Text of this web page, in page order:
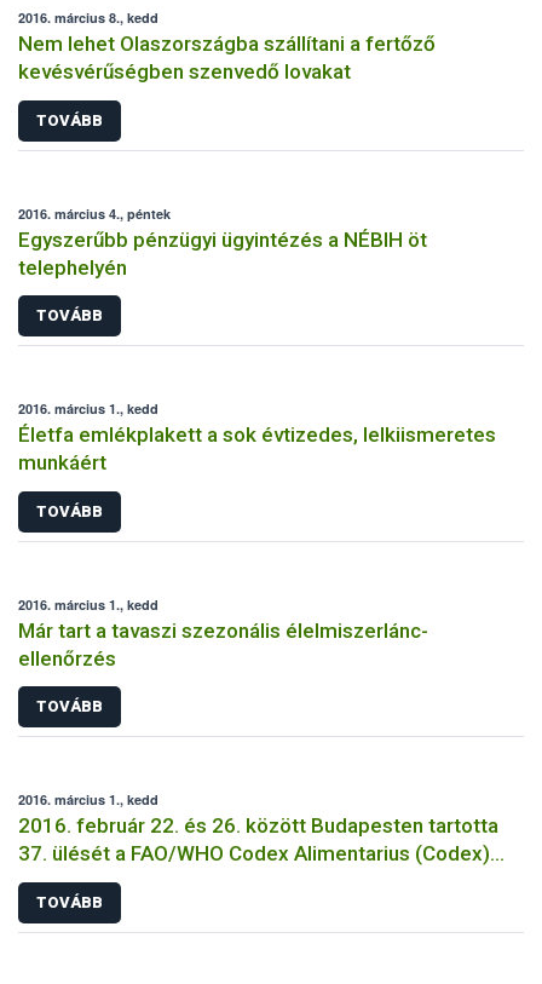
2016. március 8., kedd
Nem lehet Olaszországba szállítani a fertőző
kevésvérűségben szenvedő lovakat
TOVÁBB
2016. március 4., péntek
Egyszerűbb pénzügyi ügyintézés a NÉBIH öt
telephelyén
TOVÁBB
2016. március 1., kedd
Életfa emlékplakett a sok évtizedes, lelkiismeretes
munkáért
TOVÁBB
2016. március 1., kedd
Már tart a tavaszi szezonális élelmiszerlánc-
ellenőrzés
TOVÁBB
2016. március 1., kedd
2016. február 22. és 26. között Budapesten tartotta
37. ülését a FAO/WHO Codex Alimentarius (Codex)
Analitikai és Mintavételi Módszerek szakbizottsága
(CCMAS)
TOVÁBB